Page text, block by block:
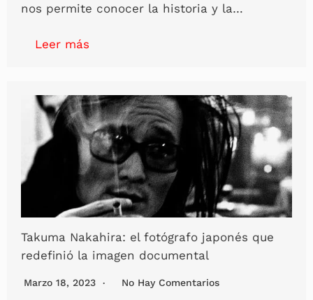
nos permite conocer la historia y la…
Leer más
Takuma Nakahira: el fotógrafo japonés que
redefinió la imagen documental
Marzo 18, 2023 No Hay Comentarios